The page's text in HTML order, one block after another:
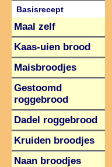
Basisrecept
Maal zelf
Kaas-uien brood
Maisbroodjes
Gestoomd
roggebrood
Dadel roggebrood
Kruiden broodjes
Naan broodjes